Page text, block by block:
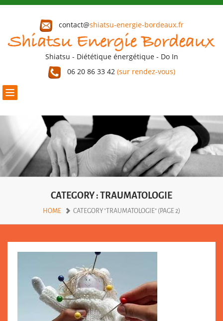
contact@shiatsu-energie-bordeaux.fr
Shiatsu - Diététique énergétique - Do In
06 20 86 33 42 (sur rendez-vous)
Toggle
navigation
CATEGORY : TRAUMATOLOGIE
HOME CATEGORY "TRAUMATOLOGIE" (PAGE 2)